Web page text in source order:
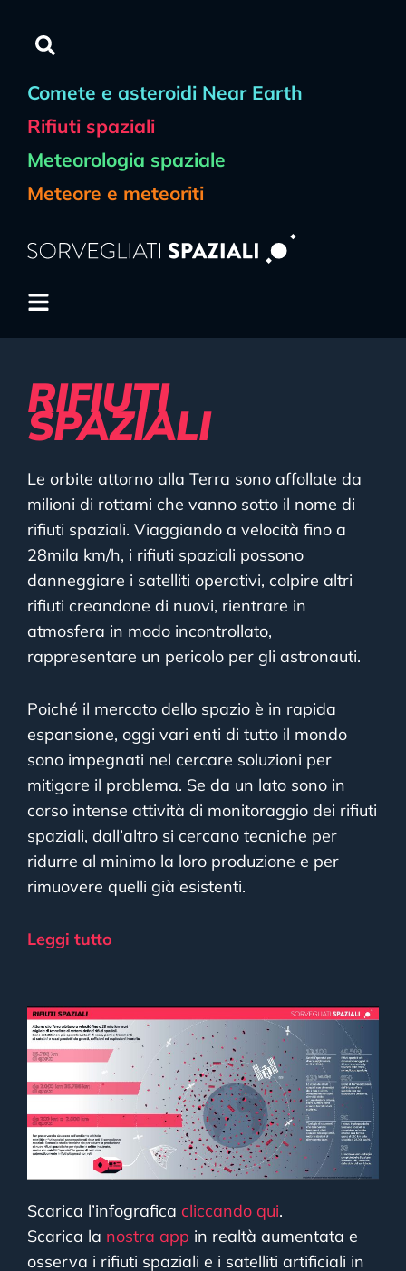
Comete e asteroidi Near Earth
Rifiuti spaziali
Meteorologia spaziale
Meteore e meteoriti
RIFIUTI
SPAZIALI
Le orbite attorno alla Terra sono affollate da
milioni di rottami che vanno sotto il nome di
rifiuti spaziali. Viaggiando a velocità fino a
28mila km/h, i rifiuti spaziali possono
danneggiare i satelliti operativi, colpire altri
rifiuti creandone di nuovi, rientrare in
atmosfera in modo incontrollato,
rappresentare un pericolo per gli astronauti.
Poiché il mercato dello spazio è in rapida
espansione, oggi vari enti di tutto il mondo
sono impegnati nel cercare soluzioni per
mitigare il problema. Se da un lato sono in
corso intense attività di monitoraggio dei rifiuti
spaziali, dall’altro si cercano tecniche per
ridurre al minimo la loro produzione e per
rimuovere quelli già esistenti.
Leggi tutto
Scarica l’infografica cliccando qui.
Scarica la nostra app in realtà aumentata e
osserva i rifiuti spaziali e i satelliti artificiali in